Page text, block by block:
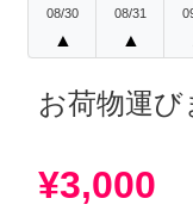
08/30
▲
08/31
▲
お荷物運
¥3,000